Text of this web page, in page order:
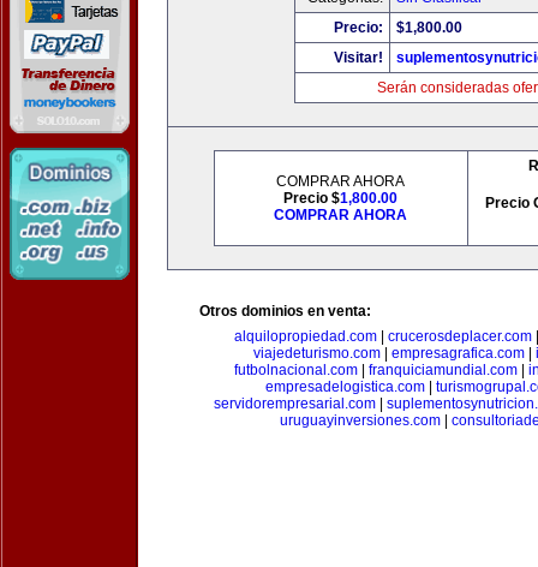
Precio:
$1,800.00
Visitar!
Serán consideradas
COMPRAR AHORA
Precio $1,800.00
COMPRAR AHORA
Precio
Otros dominios en venta:
alquilopropiedad.com| crucerosdeplacer.com
viajedeturismo.com| empresagrafica.com|
futbolnacional.com
franquiciamundial.com
empresadelogistica.com
servidorempresarial.com|
uruguayinversiones.com